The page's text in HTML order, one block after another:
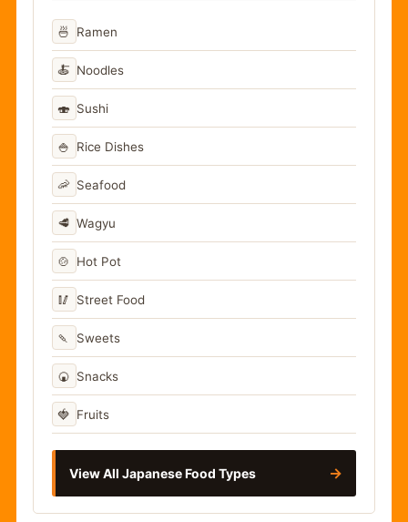
🍜 Ramen
🍝 Noodles
🍣 Sushi
🍚 Rice Dishes
🦐 Seafood
🥩 Wagyu
🍲 Hot Pot
🥢 Street Food
🍡 Sweets
🍘 Snacks
🍓 Fruits
View All Japanese Food Types →